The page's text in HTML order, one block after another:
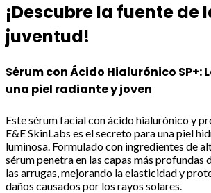
¡Descubre la fuente de
juventud!
Sérum con Ácido Hialurónico SP+:
una piel radiante y joven
Este sérum facial con ácido hialurónico y
E&E SkinLabs es el secreto para una piel
luminosa. Formulado con ingredientes de
sérum penetra en las capas más profundas
las arrugas, mejorando la elasticidad y
daños causados por los rayos solares.